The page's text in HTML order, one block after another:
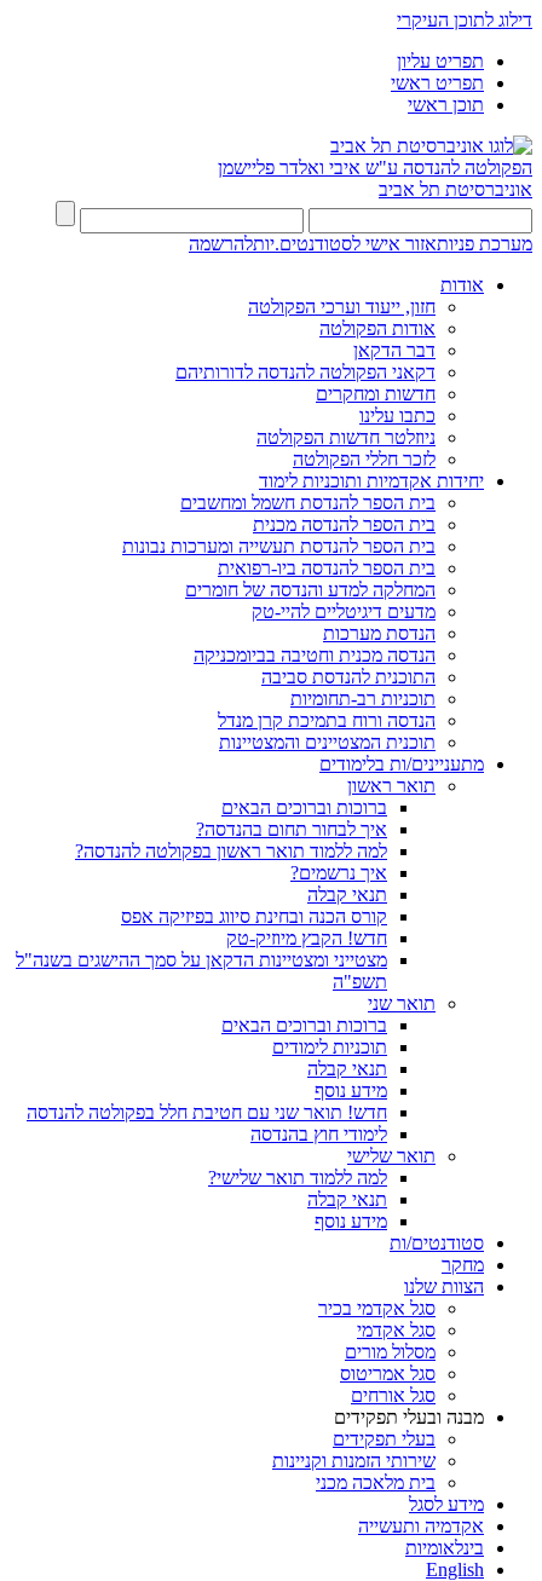
דילוג לתוכן העיקרי
תפריט עליון
תפריט ראשי
תוכן ראשי
הפקולטה להנדסה ע"ש איבי ואלדר פליישמן
אוניברסיטת תל אביב
מערכת פניותאזור אישי לסטודנטים.יותלהרשמה
אודות
חזון, ייעוד וערכי הפקולטה
אודות הפקולטה
דבר הדקאן
דקאני הפקולטה להנדסה לדורותיהם
חדשות ומחקרים
כתבו עלינו
ניוזלטר חדשות הפקולטה
לזכר חללי הפקולטה
יחידות אקדמיות ותוכניות לימוד
בית הספר להנדסת חשמל ומחשבים
בית הספר להנדסה מכנית
בית הספר להנדסת תעשייה ומערכות נבונות
בית הספר להנדסה ביו-רפואית
המחלקה למדע והנדסה של חומרים
מדעים דיגיטליים להיי-טק
הנדסת מערכות
הנדסה מכנית וחטיבה בביומכניקה
התוכנית להנדסת סביבה
תוכניות רב-תחומיות
הנדסה ורוח בתמיכת קרן מנדל
תוכנית המצטיינים והמצטיינות
מתעניינים/ות בלימודים
תואר ראשון
ברוכות וברוכים הבאים
איך לבחור תחום בהנדסה?
למה ללמוד תואר ראשון בפקולטה להנדסה?
איך נרשמים?
תנאי קבלה
קורס הכנה ובחינת סיווג בפיזיקה אפס
חדש! הקבץ מיוזיק-טק
מצטייני ומצטיינות הדקאן על סמך ההישגים בשנה"ל
תשפ"ה
תואר שני
ברוכות וברוכים הבאים
תוכניות לימודים
תנאי קבלה
מידע נוסף
חדש! תואר שני עם חטיבת חלל בפקולטה להנדסה
לימודי חוץ בהנדסה
תואר שלישי
למה ללמוד תואר שלישי?
תנאי קבלה
מידע נוסף
סטודנטים/ות
מחקר
הצוות שלנו
סגל אקדמי בכיר
סגל אקדמי
מסלול מורים
סגל אמריטוס
סגל אורחים
מבנה ובעלי תפקידים
בעלי תפקידים
שירותי הזמנות וקניינות
בית מלאכה מכני
מידע לסגל
אקדמיה ותעשייה
בינלאומיות
English